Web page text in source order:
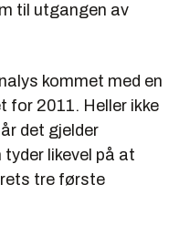
til utgangen av
kommet med en
for 2011. Heller ikke
det gjelder
likevel på at
tre første